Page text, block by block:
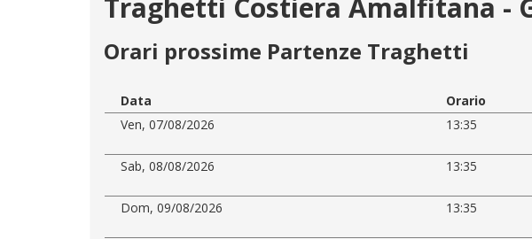
Traghetti Costiera Amalfitana -
Orari prossime Partenze Traghetti
Data Orario
Ven, 07/08/2026
13:35
Sab, 08/08/2026 13:35
Dom, 09/08/2026 13:35